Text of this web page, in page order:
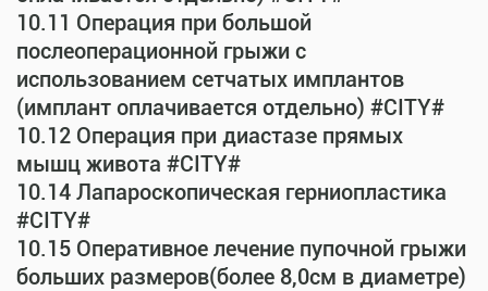
10.11 Операция при большой
послеоперационной грыжи с
использованием сетчатых имплантов
(имплант оплачивается отдельно) #CITY#
10.12 Операция при диастазе прямых
мышц живота #CITY#
10.14 Лапароскопическая герниопластика
#CITY#
10.15 Оперативное лечение пупочной грыжи
больших размеров(более 8,0см в диаметре)